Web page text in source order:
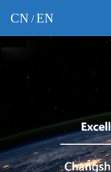
CN / EN